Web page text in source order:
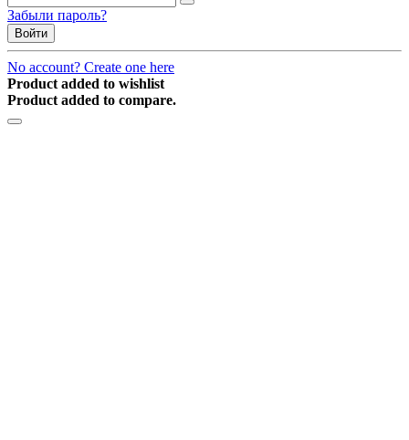
Забыли пароль?
Войти
No account? Create one here
Product added to wishlist
Product added to compare.